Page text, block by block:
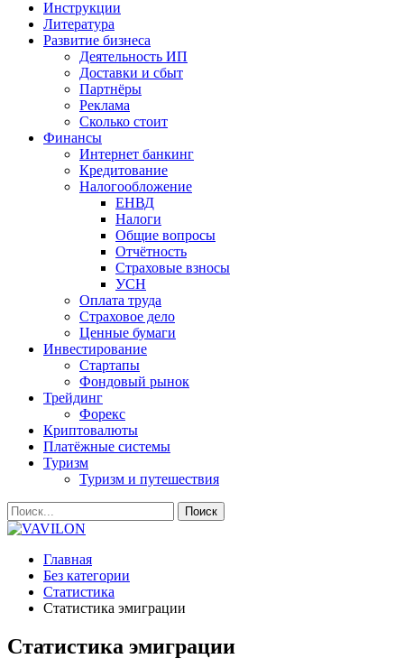
Инструкции
Литература
Развитие бизнеса
Деятельность ИП
Доставки и сбыт
Партнёры
Реклама
Сколько стоит
Финансы
Интернет банкинг
Кредитование
Налогообложение
ЕНВД
Налоги
Общие вопросы
Отчётность
Страховые взносы
УСН
Оплата труда
Страховое дело
Ценные бумаги
Инвестирование
Стартапы
Фондовый рынок
Трейдинг
Форекс
Криптовалюты
Платёжные системы
Туризм
Туризм и путешествия
Главная
Без категории
Статистика
Статистика эмиграции
Статистика эмиграции